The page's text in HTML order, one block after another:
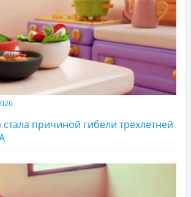
стала причиной гибели трехлетней